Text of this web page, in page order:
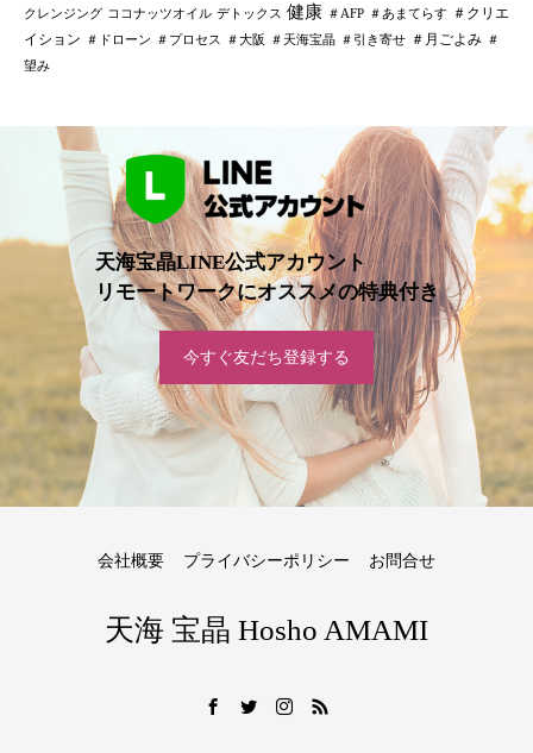
クレンジング ココナッツオイル デトックス 健康 ＃AFP ＃あまてらす
＃クリエ
イション
＃ドローン ＃プロセス ＃大阪 ＃天海宝晶 ＃引き寄せ ＃月ごよみ ＃
望み
天海宝晶LINE公式アカウント
リモートワークにオススメの特典付き
今すぐ友だち登録する
会社概要 プライバシーポリシー お問合せ
天海 宝晶 Hosho AMAMI